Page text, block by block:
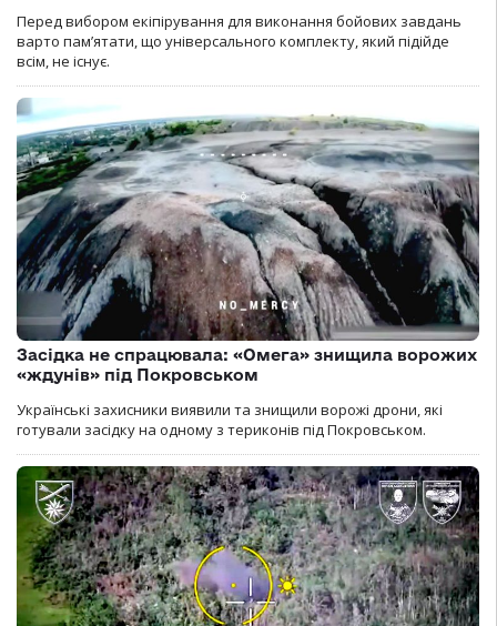
Перед вибором екіпірування для виконання бойових завдань
варто пам’ятати, що універсального комплекту, який підійде
всім, не існує.
Засідка не спрацювала: «Омега» знищила ворожих
«ждунів» під Покровськом
Українські захисники виявили та знищили ворожі дрони, які
готували засідку на одному з териконів під Покровськом.